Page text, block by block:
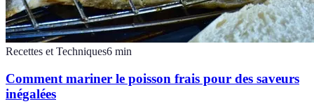
Recettes et Techniques6 min
Comment mariner le poisson frais pour des saveurs
inégalées